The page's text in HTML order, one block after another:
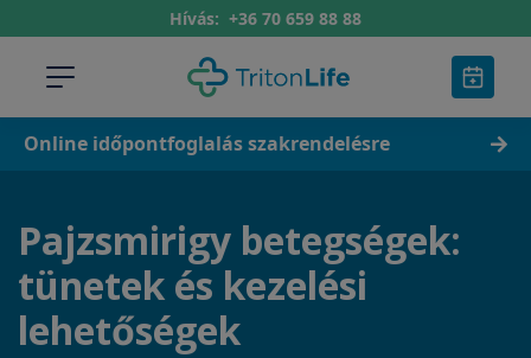
Hívás: +36 70 659 88 88
Online időpontfoglalás szakrendelésre
Pajzsmirigy betegségek:
tünetek és kezelési
lehetőségek